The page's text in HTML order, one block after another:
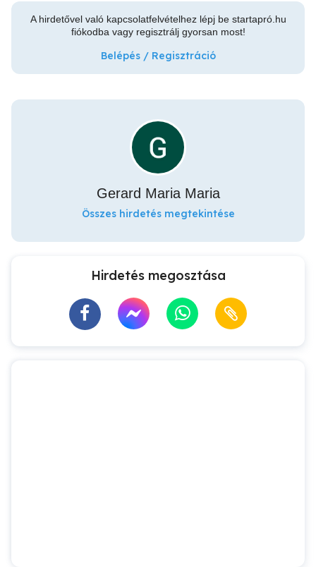
A hirdetővel való kapcsolatfelvételhez lépj be startapró.hu
fiókodba vagy regisztrálj gyorsan most!
Belépés / Regisztráció
Gerard Maria Maria
Összes hirdetés megtekintése
Hirdetés megosztása